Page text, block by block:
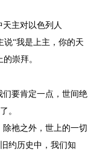
主对以色列人
说“我是上主，你的天
崇拜。
要肯定一点，世间绝
。
祂之外，世上的一切
约历史中，我们知